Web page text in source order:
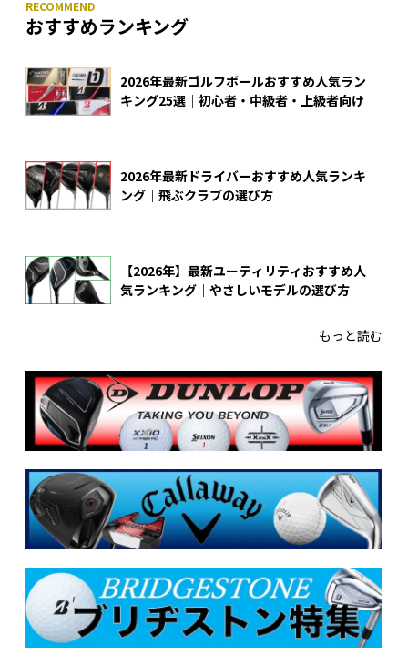
おすすめランキング
2026年最新ゴルフボールおすすめ人気ラン
キング25選｜初心者・中級者・上級者向け
2026年最新ドライバーおすすめ人気ランキ
ング｜飛ぶクラブの選び方
【2026年】最新ユーティリティおすすめ人
気ランキング｜やさしいモデルの選び方
もっと読む